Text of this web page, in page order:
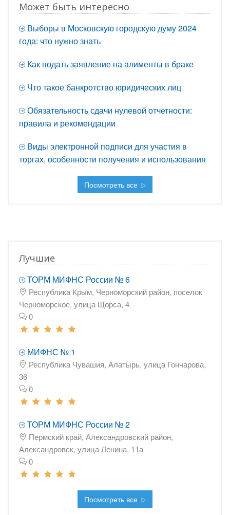
Может быть интересно
Выборы в Московскую городскую думу 2024
года: что нужно знать
Как подать заявление на алименты в браке
Что такое банкротство юридических лиц
Обязательность сдачи нулевой отчетности:
правила и рекомендации
Виды электронной подписи для участия в
торгах, особенности получения и использования
Посмотреть все
Лучшие
ТОРМ МИФНС России № 6
Республика Крым, Черноморский район, поселок
Черноморское, улица Щорса, 4
0
МИФНС № 1
Республика Чувашия, Алатырь, улица Гончарова,
36
0
ТОРМ МИФНС России № 2
Пермский край, Александровский район,
Александровск, улица Ленина, 11а
0
Посмотреть все